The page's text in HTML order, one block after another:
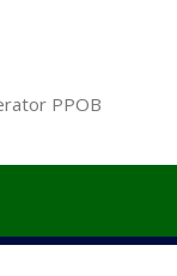
PPOB